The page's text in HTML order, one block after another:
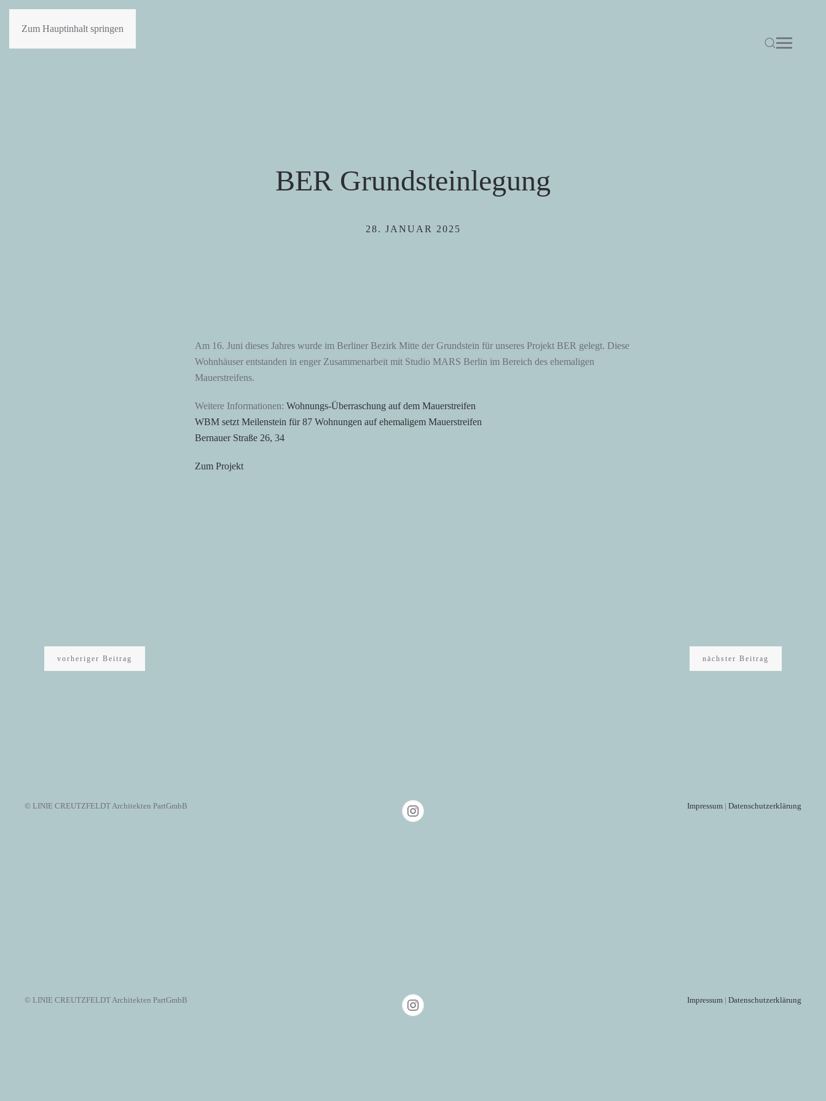
Zum Hauptinhalt springen
BER Grundsteinlegung
28. JANUAR 2025
Am 16. Juni dieses Jahres wurde im Berliner Bezirk Mitte der Grundstein für unseres Projekt BER gelegt. Diese
Wohnhäuser entstanden in enger Zusammenarbeit mit Studio MARS Berlin im Bereich des ehemaligen
Mauerstreifens.
Weitere Informationen: Wohnungs-Überraschung auf dem Mauerstreifen
WBM setzt Meilenstein für 87 Wohnungen auf ehemaligem Mauerstreifen
Bernauer Straße 26, 34
Zum Projekt
vorheriger Beitrag nächster Beitrag
© LINIE CREUTZFELDT Architekten PartGmbB Impressum |Datenschutzerklärung
© LINIE CREUTZFELDT Architekten PartGmbB Impressum |Datenschutzerklärung